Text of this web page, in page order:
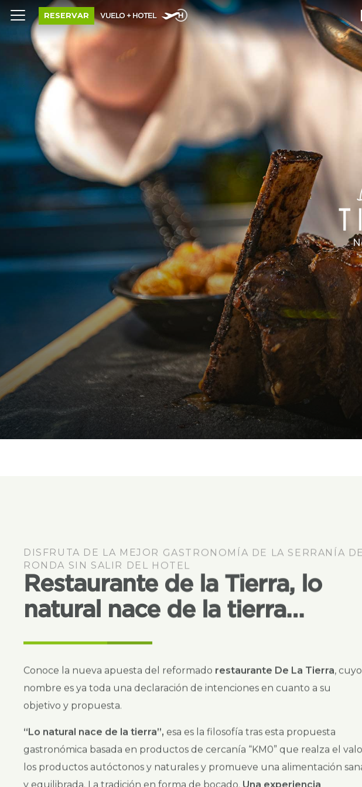
RESERVAR VUELO + HOTEL
Restaurante de la Tierra, lo
natural nace de la tierra…
objetivo y propuesta.
“Lo natural nace de la tierra”, esa es la filosofía tras esta propuesta
gastronómica basada en productos de cercanía “KM0” que realza el valor
los productos autóctonos y naturales y promueve una alimentación sana
y equilibrada. La tradición en forma de bocado.Una experiencia
Naturalness,un estilo de vida.